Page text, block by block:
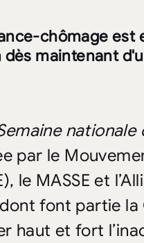
chômage est
maintenant
par le
le MASSE et
font partie
haut et fort